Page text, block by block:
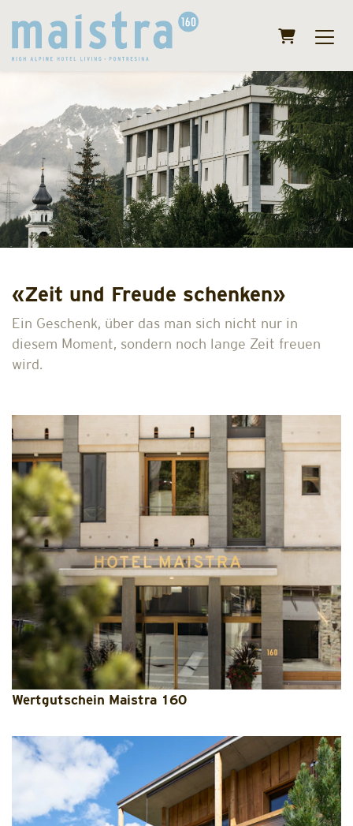
Warenkorb
«Zeit und Freude schenken»
Ein Geschenk, über das man sich nicht nur in
diesem Moment, sondern noch lange Zeit freuen
wird.
Wertgutschein Maistra 160